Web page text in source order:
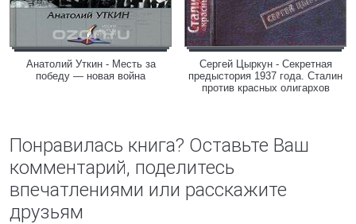
Анатолий Уткин - Месть за
победу — новая война
Сергей Цыркун - Секретная
предыстория 1937 года. Сталин
против красных олигархов
Понравилась книга? Оставьте Ваш
комментарий, поделитесь
впечатлениями или расскажите
друзьям